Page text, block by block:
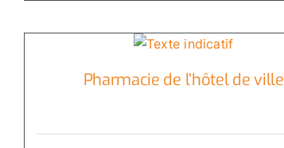
Pharmacie de l’hôtel de ville